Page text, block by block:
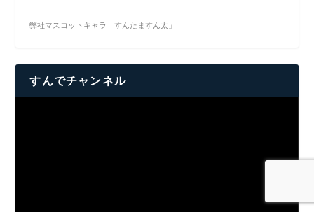
弊社マスコットキャラ「すんたますん太」
すんでチャンネル